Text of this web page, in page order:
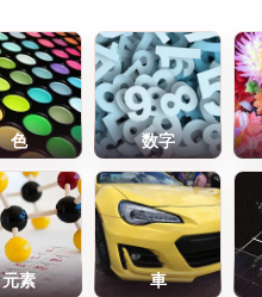
色 数字
元素 車